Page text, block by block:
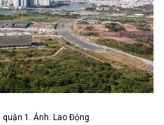
1. Ảnh: Lao Động